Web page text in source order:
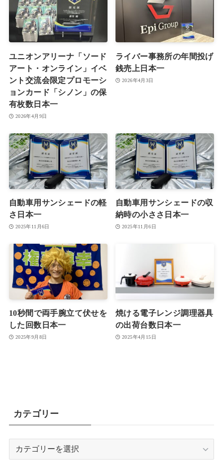
ユニオンアリーナ「ソード
アート・オンライン」イベ
ント交流会限定プロモーシ
ョンカード「シノン」の保
有枚数日本一
2026年4月9日
ライバー事務所の年間投げ
銭売上日本一
2026年4月3日
自動車用サンシェードの軽
さ日本一
2025年11月6日
自動車用サンシェードの収
納時の小ささ日本一
2025年11月6日
10秒間で両手腕立て伏せを
した回数日本一
2025年9月8日
焼ける電子レンジ調理器具
の出荷台数日本一
2025年4月15日
カテゴリー